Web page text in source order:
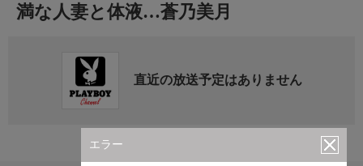
エラー
満な人妻と体液…蒼乃美月
直近の放送予定はありません